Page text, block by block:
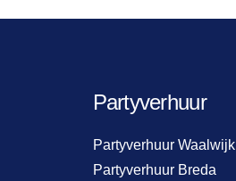
Partyverhuur
Partyverhuur Waalwijk
Partyverhuur Breda